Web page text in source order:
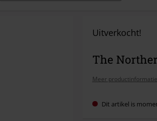
Uitverkocht!
The
Meer productinformatie
Dit artikel is